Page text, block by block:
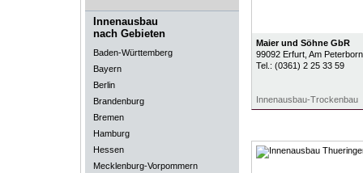
Innenausbau
nach Gebieten
Baden-Württemberg
Bayern
Berlin
Brandenburg
Bremen
Hamburg
Hessen
Mecklenburg-Vorpommern
Maier und Söhne GbR
99092 Erfurt, Am
Tel.: (0361) 2 25 33 59
Innenausbau-Trockenbau